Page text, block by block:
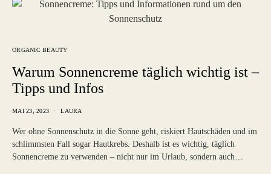
ORGANIC BEAUTY
Warum Sonnencreme täglich wichtig ist –
Tipps und Infos
MAI 23, 2023 LAURA
Wer ohne Sonnenschutz in die Sonne geht, riskiert Hautschäden und im
schlimmsten Fall sogar Hautkrebs. Deshalb ist es wichtig, täglich
Sonnencreme zu verwenden – nicht nur im Urlaub, sondern auch…